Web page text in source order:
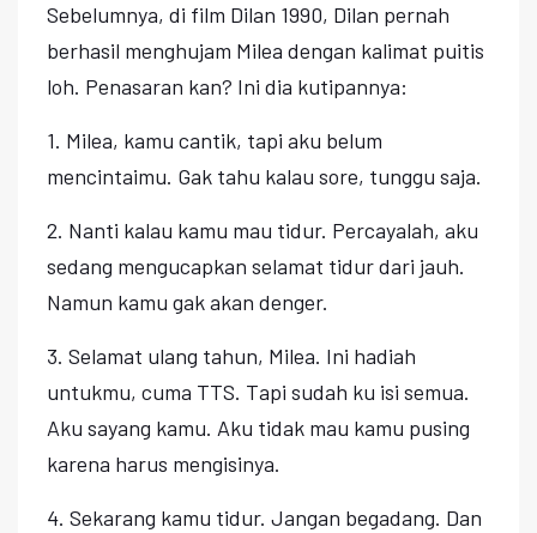
Sebelumnya, di film Dilan 1990, Dilan pernah
berhasil menghujam Milea dengan kalimat puitis
loh. Penasaran kan? Ini dia kutipannya:
1. Milea, kamu cantik, tapi aku belum
mencintaimu. Gak tahu kalau sore, tunggu saja.
2. Nanti kalau kamu mau tidur. Percayalah, aku
sedang mengucapkan selamat tidur dari jauh.
Namun kamu gak akan denger.
3. Selamat ulang tahun, Milea. Ini hadiah
untukmu, cuma TTS. Tapi sudah ku isi semua.
Aku sayang kamu. Aku tidak mau kamu pusing
karena harus mengisinya.
4. Sekarang kamu tidur. Jangan begadang. Dan